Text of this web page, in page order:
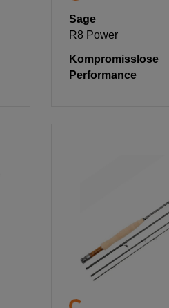
Sage
R8 Power
Kompromisslose
Performance